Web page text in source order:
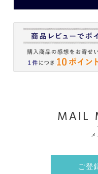
MAIL
ご登